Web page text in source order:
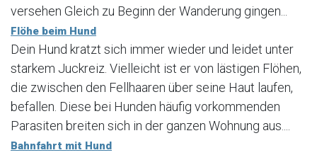
versehen Gleich zu Beginn der Wanderung gingen...
Flöhe beim Hund
Dein Hund kratzt sich immer wieder und leidet unter
starkem Juckreiz. Vielleicht ist er von lästigen Flöhen,
die zwischen den Fellhaaren über seine Haut laufen,
befallen. Diese bei Hunden häufig vorkommenden
Parasiten breiten sich in der ganzen Wohnung aus....
Bahnfahrt mit Hund